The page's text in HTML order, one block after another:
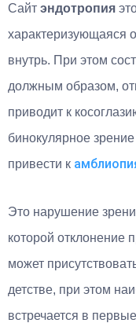
Сайт эндотропия
характеризующаяся
внутрь. При этом
должным образом,
приводит к
бинокулярное
привести к
Это нарушение
которой отклонение
может
детстве, при этом
встречается в